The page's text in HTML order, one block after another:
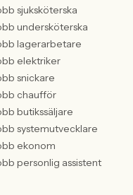
sjuksköterska
undersköterska
lagerarbetare
elektriker
snickare
chaufför
butikssäljare
systemutvecklare
ekonom
personlig assistent